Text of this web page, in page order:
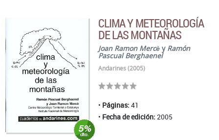
CLIMA Y METEOROLOGÍA
DE LAS MONTAÑAS
Joan Ramon Mercè y Ramón
Pascual Berghaenel
Andarines (2005)
Páginas: 41
Fecha de edición: 2005